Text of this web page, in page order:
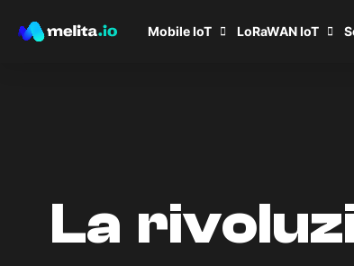
Mobile IoT LoRaWAN IoT
La